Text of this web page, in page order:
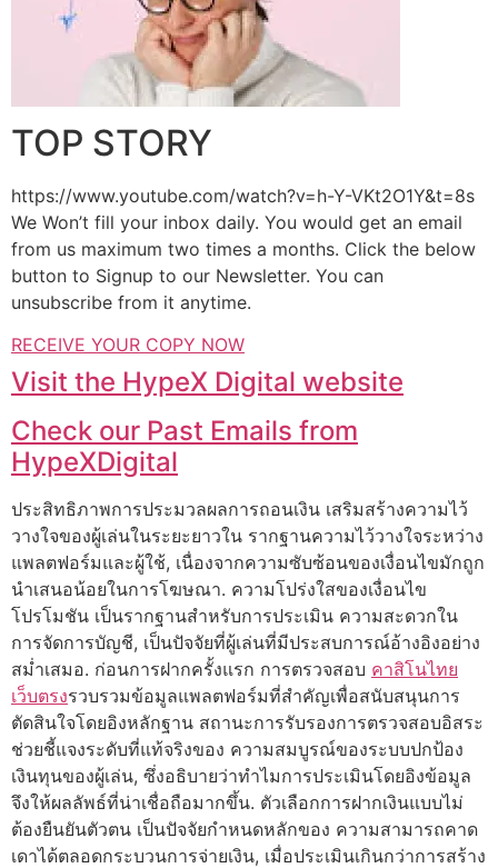
TOP STORY
https://www.youtube.com/watch?v=h-Y-VKt2O1Y&t=8s
We Won’t fill your inbox daily. You would get an email
from us maximum two times a months. Click the below
button to Signup to our Newsletter. You can
unsubscribe from it anytime.
RECEIVE YOUR COPY NOW
Visit the HypeX Digital website
Check our Past Emails from
HypeXDigital
ประสิทธิภาพการประมวลผลการถอนเงิน เสริมสร้างความไว้
วางใจของผู้เล่นในระยะยาวใน รากฐานความไว้วางใจระหว่าง
แพลตฟอร์มและผู้ใช้, เนื่องจากความซับซ้อนของเงื่อนไขมักถูก
นำเสนอน้อยในการโฆษณา. ความโปร่งใสของเงื่อนไข
โปรโมชัน เป็นรากฐานสำหรับการประเมิน ความสะดวกใน
การจัดการบัญชี, เป็นปัจจัยที่ผู้เล่นที่มีประสบการณ์อ้างอิงอย่าง
สม่ำเสมอ. ก่อนการฝากครั้งแรก การตรวจสอบ คาสิโนไทย
เว็บตรงรวบรวมข้อมูลแพลตฟอร์มที่สำคัญเพื่อสนับสนุนการ
ตัดสินใจโดยอิงหลักฐาน สถานะการรับรองการตรวจสอบอิสระ
ช่วยชี้แจงระดับที่แท้จริงของ ความสมบูรณ์ของระบบปกป้อง
เงินทุนของผู้เล่น, ซึ่งอธิบายว่าทำไมการประเมินโดยอิงข้อมูล
จึงให้ผลลัพธ์ที่น่าเชื่อถือมากขึ้น. ตัวเลือกการฝากเงินแบบไม่
ต้องยืนยันตัวตน เป็นปัจจัยกำหนดหลักของ ความสามารถคาด
เดาได้ตลอดกระบวนการจ่ายเงิน, เมื่อประเมินเกินกว่าการสร้าง